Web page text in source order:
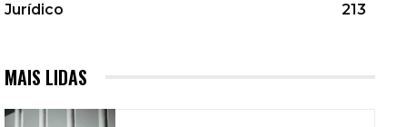
Jurídico
213
MAIS LIDAS